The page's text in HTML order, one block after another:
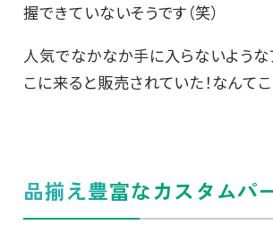
握できていないそうです（笑）
人気でなかなか手に入らないような
こに来ると販売されていた！なんてこ
品揃え豊富なカスタムパ